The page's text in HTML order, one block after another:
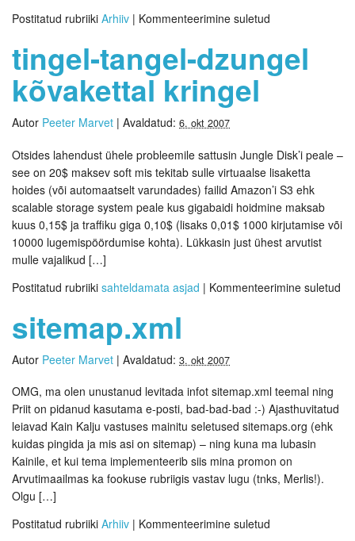
Postitatud rubriiki Arhiiv | Kommenteerimine suletud
tingel-tangel-dzungel
kõvakettal kringel
Autor Peeter Marvet | Avaldatud: 6. okt 2007
Otsides lahendust ühele probleemile sattusin Jungle Disk’i peale –
see on 20$ maksev soft mis tekitab sulle virtuaalse lisaketta
hoides (või automaatselt varundades) failid Amazon’i S3 ehk
scalable storage system peale kus gigabaidi hoidmine maksab
kuus 0,15$ ja traffiku giga 0,10$ (lisaks 0,01$ 1000 kirjutamise või
10000 lugemispöördumise kohta). Lükkasin just ühest arvutist
mulle vajalikud […]
Postitatud rubriiki sahteldamata asjad | Kommenteerimine suletud
sitemap.xml
Autor Peeter Marvet | Avaldatud: 3. okt 2007
OMG, ma olen unustanud levitada infot sitemap.xml teemal ning
Priit on pidanud kasutama e-posti, bad-bad-bad :-) Ajasthuvitatud
leiavad Kain Kalju vastuses mainitu seletused sitemaps.org (ehk
kuidas pingida ja mis asi on sitemap) – ning kuna ma lubasin
Kainile, et kui tema implementeerib siis mina promon on
Arvutimaailmas ka fookuse rubriigis vastav lugu (tnks, Merlis!).
Olgu […]
Postitatud rubriiki Arhiiv | Kommenteerimine suletud